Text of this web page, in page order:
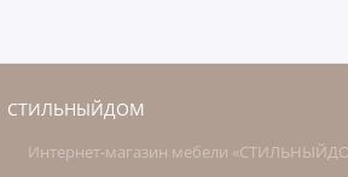
СТИЛЬНЫЙДОМ
Интернет-магазин мебели